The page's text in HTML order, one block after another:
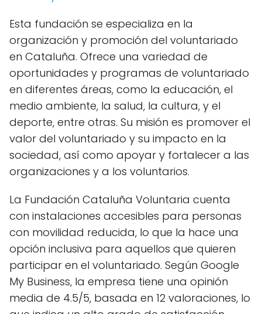
Esta fundación se especializa en la
organización y promoción del voluntariado
en Cataluña. Ofrece una variedad de
oportunidades y programas de voluntariado
en diferentes áreas, como la educación, el
medio ambiente, la salud, la cultura, y el
deporte, entre otras. Su misión es promover el
valor del voluntariado y su impacto en la
sociedad, así como apoyar y fortalecer a las
organizaciones y a los voluntarios.
La Fundación Cataluña Voluntaria cuenta
con instalaciones accesibles para personas
con movilidad reducida, lo que la hace una
opción inclusiva para aquellos que quieren
participar en el voluntariado. Según Google
My Business, la empresa tiene una opinión
media de 4.5/5, basada en 12 valoraciones, lo